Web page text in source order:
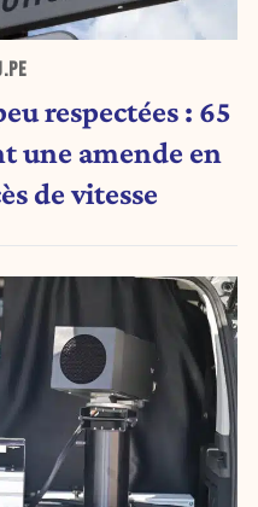
respectées : 65
une amende en
de vitesse